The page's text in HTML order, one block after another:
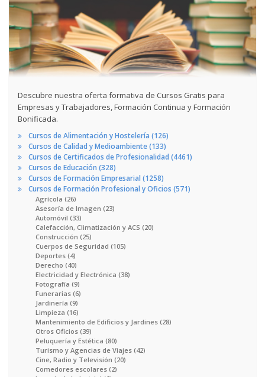
Descubre nuestra oferta formativa de Cursos Gratis para
Empresas y Trabajadores, Formación Continua y Formación
Bonificada.
Cursos de Alimentación y Hostelería (126)
Cursos de Calidad y Medioambiente (133)
Cursos de Certificados de Profesionalidad (4461)
Cursos de Educación (328)
Cursos de Formación Empresarial (1258)
Cursos de Formación Profesional y Oficios (571)
Agrícola (26)
Asesoría de Imagen (23)
Automóvil (33)
Calefacción, Climatización y ACS (20)
Construcción (25)
Cuerpos de Seguridad (105)
Deportes (4)
Derecho (40)
Electricidad y Electrónica (38)
Fotografía (9)
Funerarias (6)
Jardinería (9)
Limpieza (16)
Mantenimiento de Edificios y Jardines (28)
Otros Oficios (39)
Peluquería y Estética (80)
Turismo y Agencias de Viajes (42)
Cine, Radio y Televisión (20)
Comedores escolares (2)